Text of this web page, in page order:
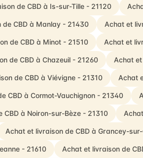
de CBD à Is-sur-Tille - 21120
de CBD à Manlay - 21430 Achat et
de CBD à Minot - 21510 Achat et
de CBD à Chazeuil - 21260 Achat
de CBD à Viévigne - 21310 Achat
CBD à Cormot-Vauchignon - 21340
CBD à Noiron-sur-Bèze - 21310
Achat et livraison de CBD à Grancey-
- 21610 Achat et livraison de